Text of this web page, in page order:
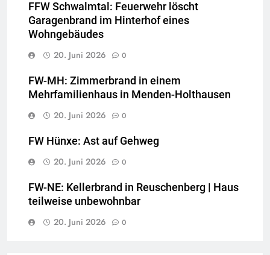
FFW Schwalmtal: Feuerwehr löscht
Garagenbrand im Hinterhof eines
Wohngebäudes
20. Juni 2026
0
FW-MH: Zimmerbrand in einem
Mehrfamilienhaus in Menden-Holthausen
20. Juni 2026
0
FW Hünxe: Ast auf Gehweg
20. Juni 2026
0
FW-NE: Kellerbrand in Reuschenberg | Haus
teilweise unbewohnbar
20. Juni 2026
0